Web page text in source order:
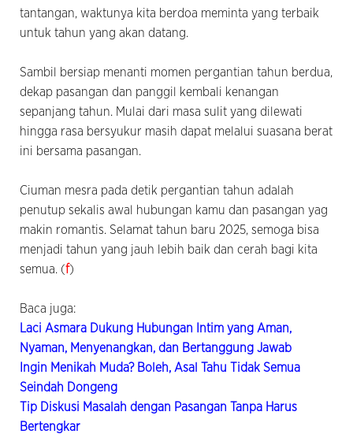
tantangan, waktunya kita berdoa meminta yang terbaik
untuk tahun yang akan datang.
Sambil bersiap menanti momen pergantian tahun berdua,
dekap pasangan dan panggil kembali kenangan
sepanjang tahun. Mulai dari masa sulit yang dilewati
hingga rasa bersyukur masih dapat melalui suasana berat
ini bersama pasangan.
Ciuman mesra pada detik pergantian tahun adalah
penutup sekalis awal hubungan kamu dan pasangan yag
makin romantis. Selamat tahun baru 2025, semoga bisa
menjadi tahun yang jauh lebih baik dan cerah bagi kita
semua. (f)
Baca juga:
Laci Asmara Dukung Hubungan Intim yang Aman,
Nyaman, Menyenangkan, dan Bertanggung Jawab
Ingin Menikah Muda? Boleh, Asal Tahu Tidak Semua
Seindah Dongeng
Tip Diskusi Masalah dengan Pasangan Tanpa Harus
Bertengkar